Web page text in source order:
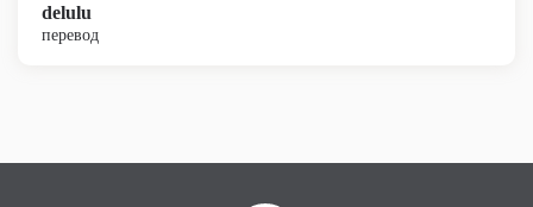
delulu
перевод